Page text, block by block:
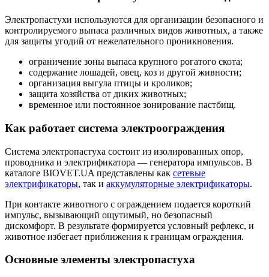
Электропастухи используются для организации безопасного и
контролируемого выпаса различных видов животных, а также
для защиты угодий от нежелательного проникновения.
ограничение зоны выпаса крупного рогатого скота;
содержание лошадей, овец, коз и другой живности;
организация выгула птицы и кроликов;
защита хозяйства от диких животных;
временное или постоянное зонирование пастбищ.
Как работает система электроограждения
Система электропастуха состоит из изолированных опор,
проводника и электрификатора — генератора импульсов. В
каталоге BIOVET.UA представлены как сетевые
электрификаторы, так и аккумуляторные электрификаторы.
При контакте животного с ограждением подается короткий
импульс, вызывающий ощутимый, но безопасный
дискомфорт. В результате формируется условный рефлекс, и
животное избегает приближения к границам ограждения.
Основные элементы электропастуха